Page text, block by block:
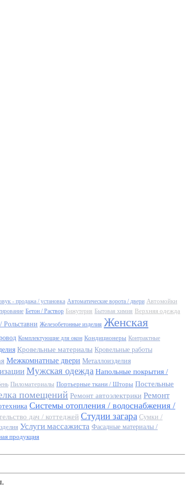
- продажа / установка Автоматические ворота / двери Автомойки
Бетон / Раствор Бижутерия Бытовая химия Верхняя одежда
Железобетонные изделия Женская
Комплектующие для окон Кондиционеры Контрактные
Кровельные материалы Кровельные работы
Межкомнатные двери Металлоизделия
Мужская одежда Напольные покрытия /
Пиломатериалы Портьерные ткани / Шторы Постельные
помещений Ремонт автоэлектрики Ремонт
Системы отопления / водоснабжения /
дач / коттеджей Студии загара Сумки /
Услуги массажиста Фасадные материалы /
продукция